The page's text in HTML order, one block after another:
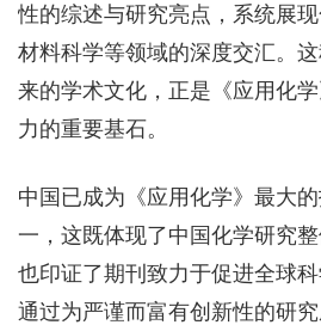
性的综述与研究亮点，系统展
材料科学等领域的深度交汇。
来的学术文化，正是《应用化
力的重要基石。
中国已成为《应用化学》最大
一，这既体现了中国化学研究
也印证了期刊致力于促进全球科
通过为严谨而富有创新性的研